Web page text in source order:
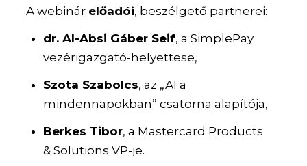
A webinár előadói, beszélgető partnerei:
dr. Al-Absi Gáber Seif, a SimplePay
vezérigazgató-helyettese,
Szota Szabolcs, az „AI a
mindennapokban” csatorna alapítója,
Berkes Tibor, a Mastercard Products
& Solutions VP-je.